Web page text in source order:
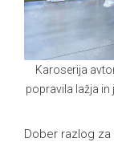
Karoserija
popravila lažja in
Dober razlog